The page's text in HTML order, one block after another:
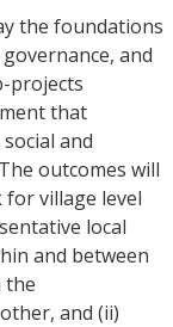
the foundations
and
projects
that
and
outcomes will
village level
local
and between
the
and (ii)